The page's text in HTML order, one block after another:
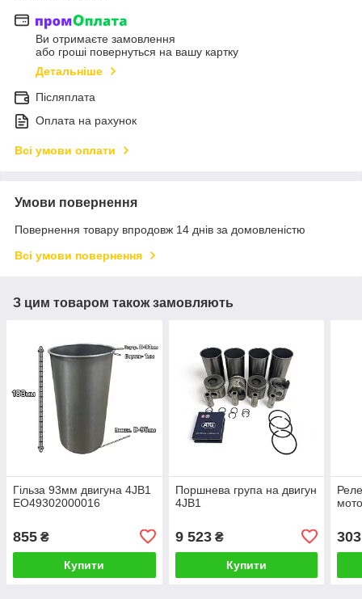
Ви отримаєте замовлення
або гроші повернуться на вашу картку
Детальніше
Післяплата
Оплата на рахунок
Всі умови оплати
Умови повернення
Повернення товару впродовж 14 днів за домовленістю
Всі умови повернення
З цим товаром також замовляють
Гільза 93мм двигуна 4JB1
EO49302000016
855 ₴
Купити
Поршнева група на двигун
4JB1
9 523₴
Купити
303